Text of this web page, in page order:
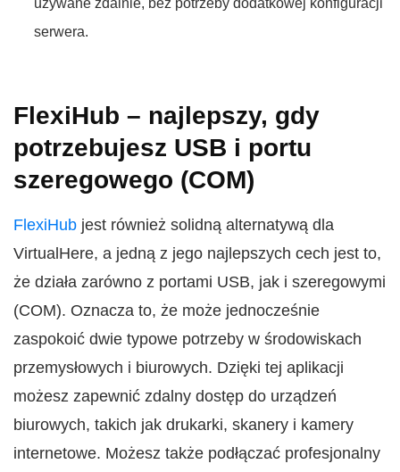
używane zdalnie, bez potrzeby dodatkowej konfiguracji
serwera.
FlexiHub – najlepszy, gdy
potrzebujesz USB i portu
szeregowego (COM)
FlexiHub jest również solidną alternatywą dla
VirtualHere, a jedną z jego najlepszych cech jest to,
że działa zarówno z portami USB, jak i szeregowymi
(COM). Oznacza to, że może jednocześnie
zaspokoić dwie typowe potrzeby w środowiskach
przemysłowych i biurowych. Dzięki tej aplikacji
możesz zapewnić zdalny dostęp do urządzeń
biurowych, takich jak drukarki, skanery i kamery
internetowe. Możesz także podłączać profesjonalny